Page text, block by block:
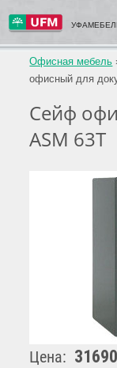
Офисная мебель
офисный для
Сейф
ASM 63T
Цена: